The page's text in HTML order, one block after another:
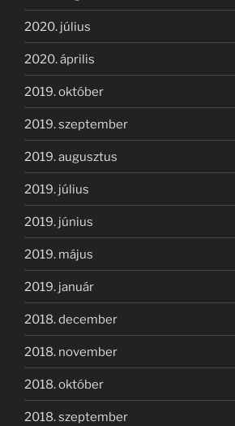
2020. július
2020. április
2019. október
2019. szeptember
2019. augusztus
2019. július
2019. június
2019. május
2019. január
2018. december
2018. november
2018. október
2018. szeptember